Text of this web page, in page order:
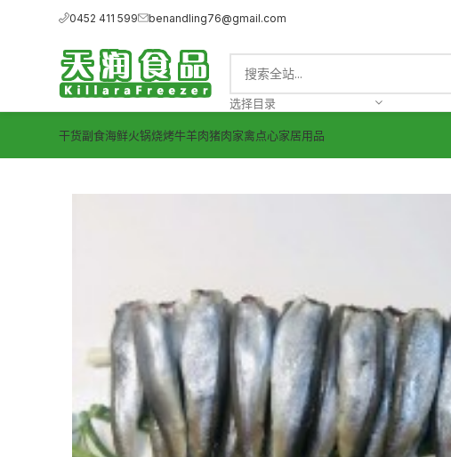
0452 411 599 benandling76@gmail.com
选择目录
干货副食海鲜火锅烧烤牛羊肉猪肉家禽点心家居用品